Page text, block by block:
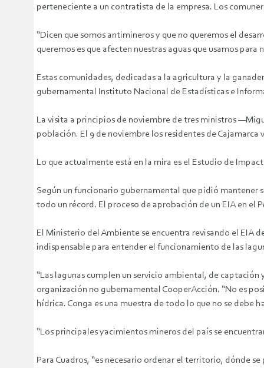
perteneciente a un contratista de la empresa. Los
“Dicen que somos antimineros y que no queremos el
queremos es que afecten nuestras aguas que usamos
Estas comunidades, dedicadas a la agricultura y la
gubernamental Instituto Nacional de Estadísticas e
La visita a principios de noviembre de tres ministros
población. El 9 de noviembre los residentes de
Lo que actualmente está en la mira es el Estudio de
Según un funcionario gubernamental que pidió mantener
todo un récord. El proceso de aprobación de un EIA en el
El Ministerio del Ambiente se encuentra revisando el EIA
indispensable para entender el funcionamiento de las
“Las lagunas cumplen un servicio ambiental, de
organización no gubernamental CooperAcción. “No es
hídrica. Conga es una muestra de todo lo que no se debe
“Los principales yacimientos mineros del país se
Para Cuadros, “es necesario ordenar el territorio, dónde